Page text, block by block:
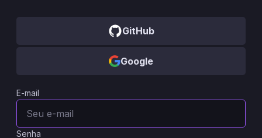
GitHub
Google
E-mail
Senha